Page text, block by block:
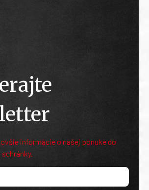
informácie o našej ponuke do